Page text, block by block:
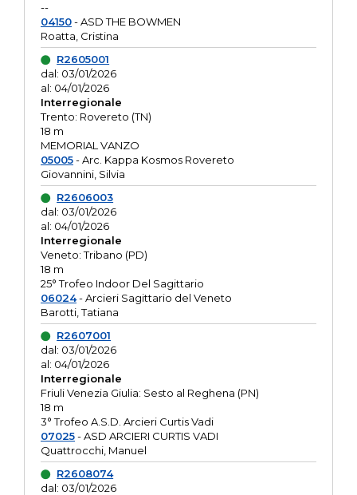
--
04150- ASD THE BOWMEN
Roatta, Cristina
R2605001
dal: 03/01/2026
al: 04/01/2026
Interregionale
Trento: Rovereto (TN)
18 m
MEMORIAL VANZO
05005- Arc. Kappa Kosmos Rovereto
Giovannini, Silvia
R2606003
dal: 03/01/2026
al: 04/01/2026
Interregionale
Veneto: Tribano (PD)
18 m
25° Trofeo Indoor Del Sagittario
06024- Arcieri Sagittario del Veneto
Barotti, Tatiana
R2607001
dal: 03/01/2026
al: 04/01/2026
Interregionale
Friuli Venezia Giulia: Sesto al Reghena (PN)
18 m
3° Trofeo A.S.D. Arcieri Curtis Vadi
07025- ASD ARCIERI CURTIS VADI
Quattrocchi, Manuel
R2608074
dal: 03/01/2026